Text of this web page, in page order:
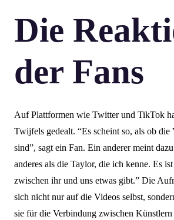
Die
der Fans
Auf Plattformen wie Twitter und TikTok
Twijfels gedealt. “Es scheint so, als ob die
sind”, sagt ein Fan. Ein anderer meint
anderes als die Taylor, die ich kenne. Es ist
zwischen ihr und uns etwas gibt.” Die
sich nicht nur auf die Videos selbst,
sie für die Verbindung zwischen